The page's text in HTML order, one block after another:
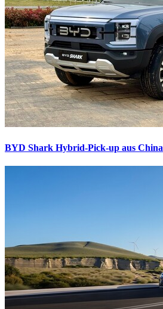
BYD Shark Hybrid-Pick-up aus China